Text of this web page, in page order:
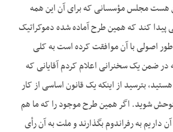
مجلس مؤسسانی که برای آن این همه
پیدا کند که همین طرح آماده شده دموکراتیک
اصولی با آن موافقت کرده است به کلی
در ضمن یک سخنرانی اعلام کردم آقایانی که
بترسید از اینکه یک قانون اساسی از کار
شوید. اگر همین طرح موجود را که ما هم
داریم به رفراندوم بگذارند و ملت به آن رأی